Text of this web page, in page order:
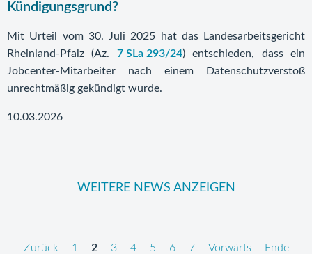
Kündigungsgrund?
Mit Urteil vom 30. Juli 2025 hat das Landesarbeitsgericht
Rheinland-Pfalz (Az. 7 SLa 293/24) entschieden, dass ein
Jobcenter-Mitarbeiter nach einem Datenschutzverstoß
unrechtmäßig gekündigt wurde.
10.03.2026
WEITERE NEWS ANZEIGEN
Zurück 1 2 3 4 5 6 7 Vorwärts Ende